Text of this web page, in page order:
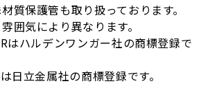
質保護管も取り扱っております。
囲気により異なります。
はハルデンワンガー社の商標登録で
日立金属社の商標登録です。